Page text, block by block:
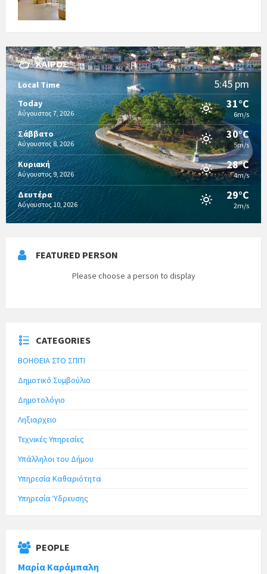
ΚΑΙΡΌΣ
Local Time 5:45 pm
Today
Αύγουστος 7, 2026
31°C
6m/s
Σάββατο
Αύγουστος 8, 2026
30°C
5m/s
Κυριακή
Αύγουστος 9, 2026
28°C
4m/s
Δευτέρα
Αύγουστος 10, 2026
29°C
2m/s
FEATURED PERSON
Please choose a person to display
CATEGORIES
ΒΟΗΘΕΙΑ ΣΤΟ ΣΠΙΤΙ
Δημοτικό Συμβούλιο
Δημοτολόγιο
Ληξιαρχειο
Τεχνικές Υπηρεσίες
Υπάλληλοι του Δήμου
Υπηρεσία Καθαριότητα
Υπηρεσία Ύδρευσης
PEOPLE
Μαρία Καράμπαλη